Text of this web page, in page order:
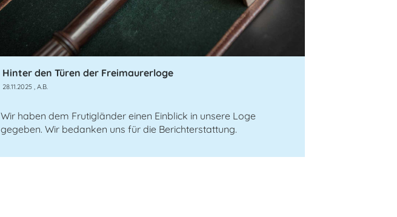
Hinter den Türen der Freimaurerloge
28.11.2025, A.B.
Wir haben dem Frutigländer einen Einblick in unsere Loge
gegeben. Wir bedanken uns für die Berichterstattung.